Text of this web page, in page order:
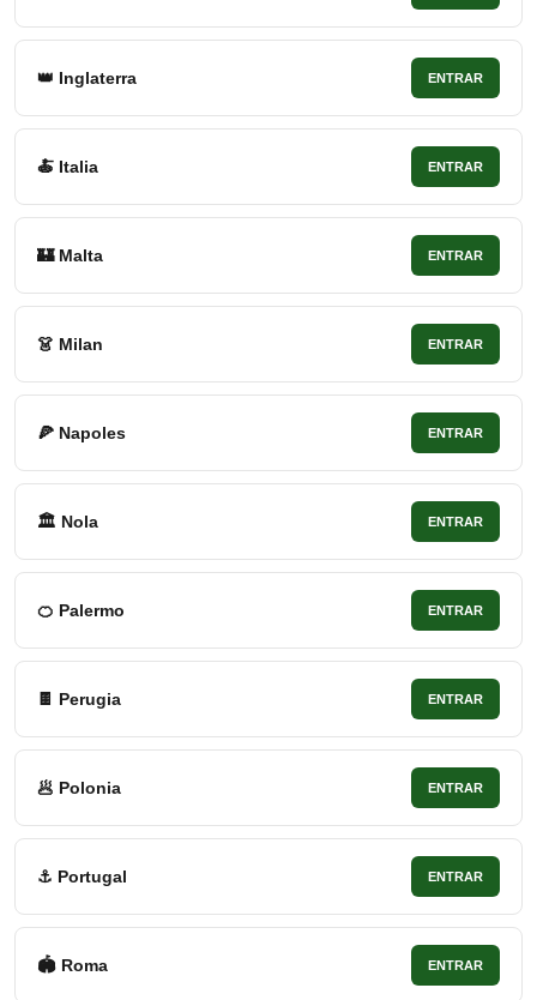
👑 Inglaterra ENTRAR
🍝 Italia ENTRAR
🏰 Malta ENTRAR
👗 Milan ENTRAR
🍕 Napoles ENTRAR
🏛 Nola ENTRAR
🍊 Palermo ENTRAR
🍫 Perugia ENTRAR
🥟 Polonia ENTRAR
⚓ Portugal ENTRAR
🏟 Roma ENTRAR